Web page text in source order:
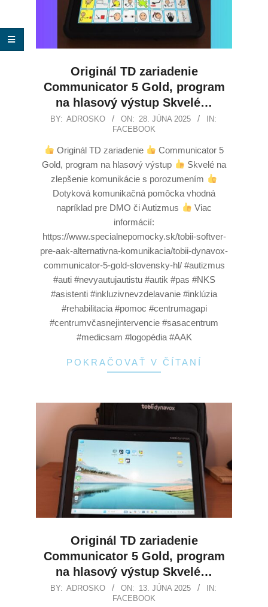
Originál TD zariadenie
Communicator 5 Gold, program
na hlasový výstup Skvelé…
BY: ADROSKO ON: 28. JÚNA 2025
IN:
FACEBOOK
Originál TD zariadenie
Communicator 5
Gold, program na hlasový výstup
Skvelé na
zlepšenie komunikácie s porozumením
Dotyková komunikačná pomôcka vhodná
napríklad pre DMO či Autizmus
Viac
informácií:
https://www.specialnepomocky.sk/tobii-softver-
pre-aak-alternativna-komunikacia/tobii-dynavox-
communicator-5-gold-slovensky-hl/ #autizmus
#auti #nevyautujautistu #autik #pas #NKS
#asistenti #inkluzivnevzdelavanie #inklúzia
#rehabilitacia #pomoc #centrumagapi
#centrumvčasnejintervencie #sasacentrum
#medicsam #logopédia #AAK
POKRAČOVAŤ V ČÍTANÍ
Originál TD zariadenie
Communicator 5 Gold, program
na hlasový výstup Skvelé…
BY: ADROSKO ON: 13. JÚNA 2025
IN:
FACEBOOK